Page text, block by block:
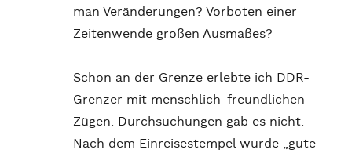
man Veränderungen? Vorboten einer
Zeitenwende großen Ausmaßes?
Schon an der Grenze erlebte ich DDR-
Grenzer mit menschlich-freundlichen
Zügen. Durchsuchungen gab es nicht.
Nach dem Einreisestempel wurde „gute